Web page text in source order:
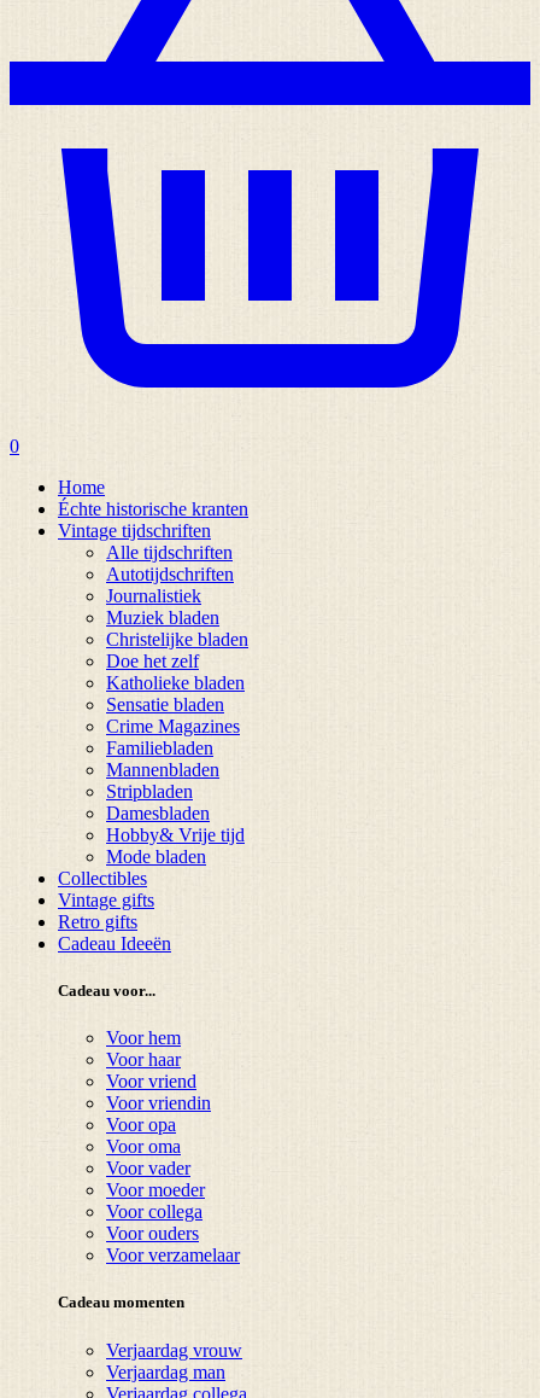
0
Home
Échte historische kranten
Vintage tijdschriften
Alle tijdschriften
Autotijdschriften
Journalistiek
Muziek bladen
Christelijke bladen
Doe het zelf
Katholieke bladen
Sensatie bladen
Crime Magazines
Familiebladen
Mannenbladen
Stripbladen
Damesbladen
Hobby& Vrije tijd
Mode bladen
Collectibles
Vintage gifts
Retro gifts
Cadeau Ideeën
Cadeau voor...
Voor hem
Voor haar
Voor vriend
Voor vriendin
Voor opa
Voor oma
Voor vader
Voor moeder
Voor collega
Voor ouders
Voor verzamelaar
Cadeau momenten
Verjaardag vrouw
Verjaardag man
Verjaardag collega